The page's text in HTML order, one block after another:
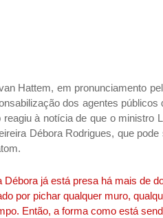
Hattem, em pronunciamento
dos agentes
à notícia de que o ministro
Débora Rodrigues, que
Débora já está presa há mais de
por pichar qualquer muro,
Então, a forma como está